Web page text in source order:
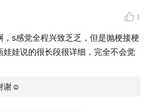
1
s感觉全程兴致乏乏，但是抛梗接梗
娃娃说的很长段很详细，完全不会觉
谢☺️